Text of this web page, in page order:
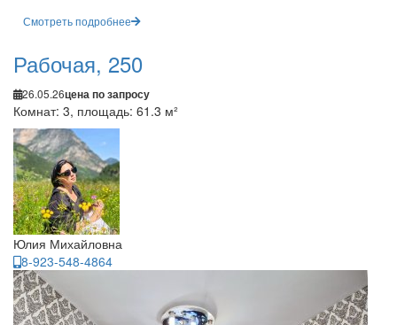
Смотреть подробнее
Рабочая, 250
26.05.26цена по запросу
Комнат: 3, площадь: 61.3 м²
Юлия Михайловна
8-923-548-4864